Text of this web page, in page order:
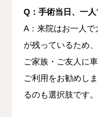
Q：手術当日、一
A：来院はお一人
が残っているため
ご家族・ご友人に
ご利用をお勧めし
るのも選択肢です。